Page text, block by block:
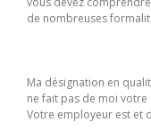
de nombreuses
Ma désignation en
ne fait pas de moi votre
Votre employeur est et